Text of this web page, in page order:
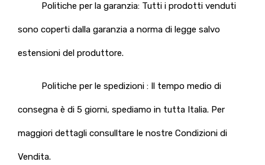
Politiche per la garanzia: Tutti i prodotti venduti
sono coperti dalla garanzia a norma di legge salvo
estensioni del produttore.
Politiche per le spedizioni : Il tempo medio di
consegna è di 5 giorni, spediamo in tutta Italia. Per
maggiori dettagli consulltare le nostre Condizioni di
Vendita.